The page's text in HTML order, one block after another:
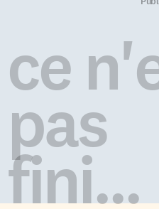
cours et l’Université Saint-Paul
dans 13 programmes. Dans les
deux cas, ces établissements
bilingues évoquent
d’inscriptions pour justifier
leur décision. «Depuis les trois
ou cinq dernières années, on a
des programmes qui […]
ce
pas
fini...